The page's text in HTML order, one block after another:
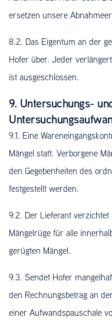
ersetzen unsere
8.2. Das Eigentum an der
Hofer über. Jeder
ist ausgeschlossen.
9. Untersuchungs-
9.1. Eine
Mängel statt. Verborgene
den Gegebenheiten des
festgestellt werden.
9.2. Der Lieferant
Mängelrüge für alle
gerügten Mängel.
9.3. Sendet Hofer
den Rechnungsbetrag an
einer Aufwandspauschale